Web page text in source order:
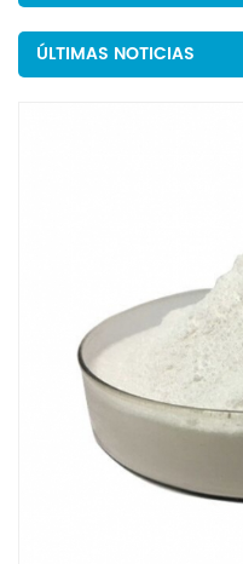
ÚLTIMAS NOTICIAS